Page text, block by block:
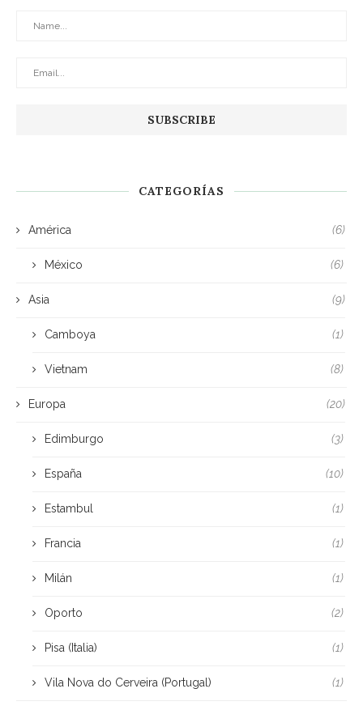
CATEGORÍAS
América (6)
México (6)
Asia (9)
Camboya (1)
Vietnam (8)
Europa (20)
Edimburgo (3)
España (10)
Estambul (1)
Francia (1)
Milán (1)
Oporto (2)
Pisa (Italia) (1)
Vila Nova do Cerveira (Portugal) (1)